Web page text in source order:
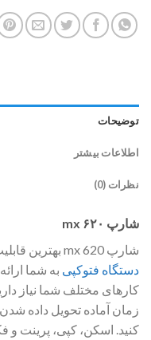
توضیحات
اطلاعات بیشتر
نظرات (0)
شارپ ۶۲۰ mx
شارپ mx 620 بهترین قابلیت های کلاس خود را به عنوان یک
دستگاه فتوکپی به شما
کارهای مختلف شما نیاز
زمان آماده تحویل داده
کنید. اسکن، کپی، پرینت